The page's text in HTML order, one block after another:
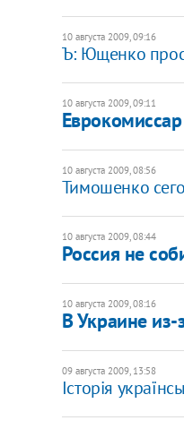
10 августа 2009, 09:16
Ъ: Ющенко
10 августа 2009, 09:11
10 августа 2009, 08:56
Тимошенко
10 августа 2009, 08:44
Россия не
10 августа 2009, 08:16
В Украине
09 августа 2009, 13:58
Історія